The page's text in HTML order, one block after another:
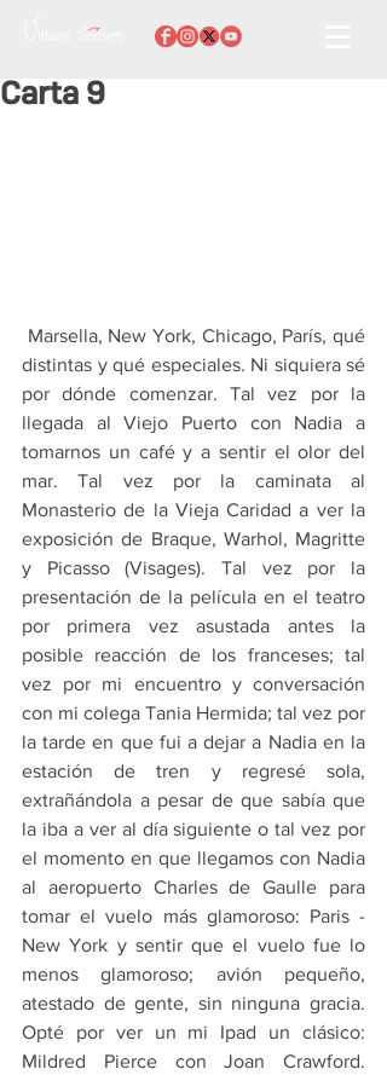
Carta 9
distintas y qué especiales. Ni siquiera sé
por dónde comenzar. Tal vez por la
llegada al Viejo Puerto con Nadia a
tomarnos un café y a sentir el olor del
mar. Tal vez por la caminata al
Monasterio de la Vieja Caridad a ver la
exposición de Braque, Warhol, Magritte
y Picasso (Visages). Tal vez por la
presentación de la película en el teatro
por primera vez asustada antes la
posible reacción de los franceses; tal
vez por mi encuentro y conversación
con mi colega Tania Hermida; tal vez por
la tarde en que fui a dejar a Nadia en la
estación de tren y regresé sola,
extrañándola a pesar de que sabía que
la iba a ver al día siguiente o tal vez por
el momento en que llegamos con Nadia
al aeropuerto Charles de Gaulle para
tomar el vuelo más glamoroso: Paris -
New York y sentir que el vuelo fue lo
menos glamoroso; avión pequeño,
atestado de gente, sin ninguna gracia.
Opté por ver un mi Ipad un clásico:
Mildred Pierce con Joan Crawford.